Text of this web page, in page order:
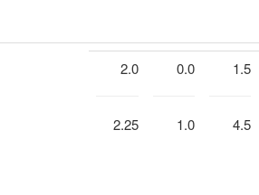
2.0
2.25
0.0
1.0
1.5
4.5